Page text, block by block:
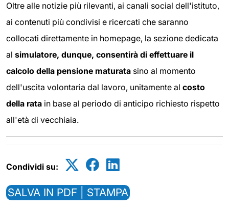
Oltre alle notizie più rilevanti, ai canali social dell'istituto,
ai contenuti più condivisi e ricercati che saranno
collocati direttamente in homepage, la sezione dedicata
al simulatore, dunque, consentirà di effettuare il
calcolo della pensione maturata sino al momento
dell'uscita volontaria dal lavoro, unitamente al costo
della rata in base al periodo di anticipo richiesto rispetto
all'età di vecchiaia.
Condividi su:
SALVA IN PDF | STAMPA